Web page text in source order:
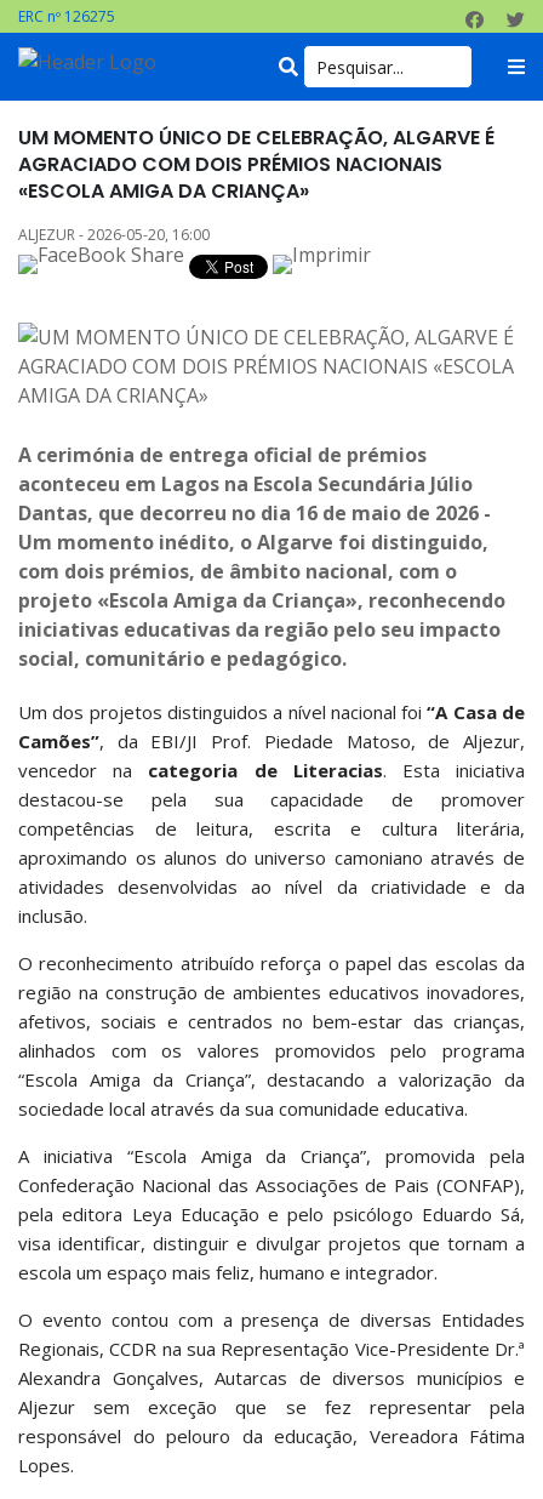
ERC nº 126275
UM MOMENTO ÚNICO DE CELEBRAÇÃO, ALGARVE É
AGRACIADO COM DOIS PRÉMIOS NACIONAIS
«ESCOLA AMIGA DA CRIANÇA»
ALJEZUR - 2026-05-20, 16:00
A cerimónia de entrega oficial de prémios
aconteceu em Lagos na Escola Secundária Júlio
Dantas, que decorreu no dia 16 de maio de 2026 -
Um momento inédito, o Algarve foi distinguido,
com dois prémios, de âmbito nacional, com o
projeto «Escola Amiga da Criança», reconhecendo
iniciativas educativas da região pelo seu impacto
social, comunitário e pedagógico.
Um dos projetos distinguidos a nível nacional foi“A Casa de
Camões”, da EBI/JI Prof. Piedade Matoso, de Aljezur,
vencedor na categoria de Literacias. Esta iniciativa
destacou-se pela sua capacidade de promover
competências de leitura, escrita e cultura literária,
aproximando os alunos do universo camoniano através de
atividades desenvolvidas ao nível da criatividade e da
inclusão.
O reconhecimento atribuído reforça o papel das escolas da
região na construção de ambientes educativos inovadores,
afetivos, sociais e centrados no bem-estar das crianças,
alinhados com os valores promovidos pelo programa
“Escola Amiga da Criança”, destacando a valorização da
sociedade local através da sua comunidade educativa.
A iniciativa “Escola Amiga da Criança”, promovida pela
Confederação Nacional das Associações de Pais (CONFAP),
pela editora Leya Educação e pelo psicólogo Eduardo Sá,
visa identificar, distinguir e divulgar projetos que tornam a
escola um espaço mais feliz, humano e integrador.
O evento contou com a presença de diversas Entidades
Regionais, CCDR na sua Representação Vice-Presidente Dr.ª
Alexandra Gonçalves, Autarcas de diversos municípios e
Aljezur sem exceção que se fez representar pela
responsável do pelouro da educação, Vereadora Fátima
Lopes.